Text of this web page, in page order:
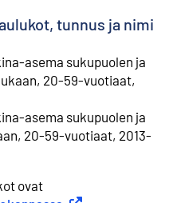
tunnus ja nimi
asema sukupuolen ja
20-59-vuotiaat,
asema sukupuolen ja
20-59-vuotiaat, 2013-
ovat